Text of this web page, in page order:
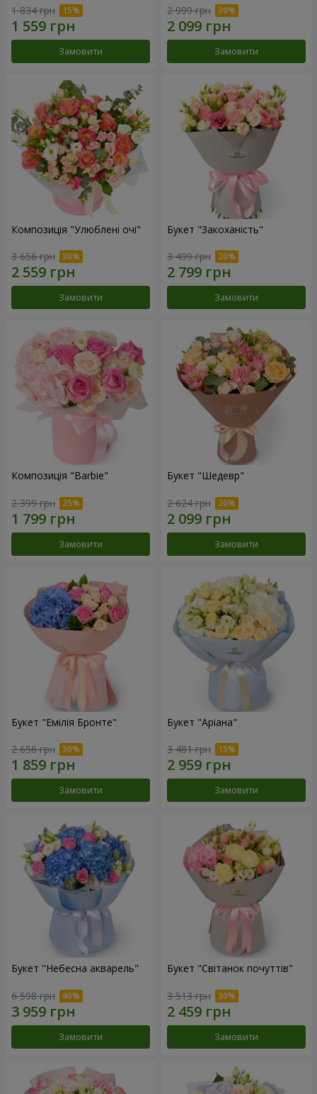
1 834 грн
Замовити
2 999 грн
Замовити
Композиція "Улюблені очі"
3 656 грн
Замовити
Букет "Закоханість"
3 499 грн
Замовити
Композиція "Barbie"
2 399 грн
Замовити
Букет "Шедевр"
2 624 грн
Замовити
Букет "Емілія Бронте"
2 656 грн
Замовити
Букет "Аріана"
3 481 грн
Замовити
Букет "Небесна акварель"
6 598 грн
Замовити
Букет "Світанок почуттів"
3 513 грн
Замовити